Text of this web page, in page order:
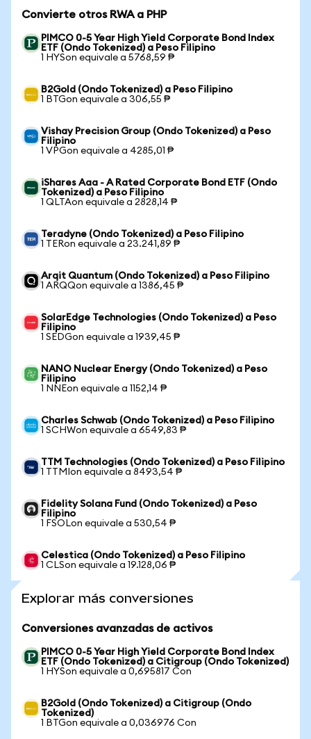
Convierte otros RWA a PHP
PIMCO 0-5 Year High Yield Corporate Bond Index
ETF (Ondo Tokenized) a Peso Filipino
1 HYSon equivale a 5768,59 ₱
B2Gold (Ondo Tokenized) a Peso Filipino
1 BTGon equivale a 306,55 ₱
Vishay Precision Group (Ondo Tokenized) a Peso
Filipino
1 VPGon equivale a 4285,01 ₱
iShares Aaa - A Rated Corporate Bond ETF (Ondo
Tokenized) a Peso Filipino
1 QLTAon equivale a 2828,14 ₱
Teradyne (Ondo Tokenized) a Peso Filipino
1 TERon equivale a 23.241,89 ₱
Arqit Quantum (Ondo Tokenized) a Peso Filipino
1 ARQQon equivale a 1386,45 ₱
SolarEdge Technologies (Ondo Tokenized) a Peso
Filipino
1 SEDGon equivale a 1939,45 ₱
NANO Nuclear Energy (Ondo Tokenized) a Peso
Filipino
1 NNEon equivale a 1152,14 ₱
Charles Schwab (Ondo Tokenized) a Peso Filipino
1 SCHWon equivale a 6549,83 ₱
TTM Technologies (Ondo Tokenized) a Peso Filipino
1 TTMIon equivale a 8493,54 ₱
Fidelity Solana Fund (Ondo Tokenized) a Peso
Filipino
1 FSOLon equivale a 530,54 ₱
Celestica (Ondo Tokenized) a Peso Filipino
1 CLSon equivale a 19.128,06 ₱
Explorar más conversiones
Conversiones avanzadas de activos
PIMCO 0-5 Year High Yield Corporate Bond Index
ETF (Ondo Tokenized) a Citigroup (Ondo Tokenized)
1 HYSon equivale a 0,695817 Con
B2Gold (Ondo Tokenized) a Citigroup (Ondo
Tokenized)
1 BTGon equivale a 0,036976 Con